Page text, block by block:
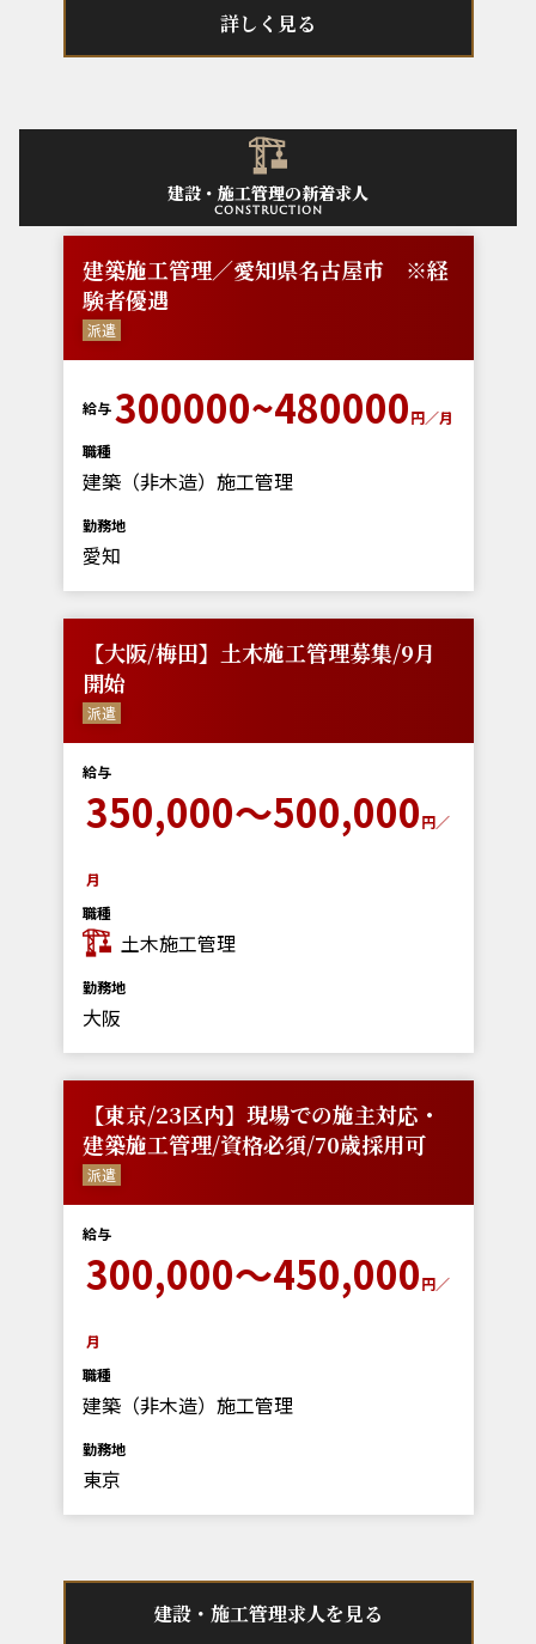
詳しく見る
建設・施工管理の新着求人
construction
建築施工管理／愛知県名古屋市 ※経
験者優遇
派遣
給与 300000~480000円／月
職種
建築（非木造）施工管理
勤務地
愛知
【大阪/梅田】土木施工管理募集/9月
開始
派遣
給与
350,000～500,000円／
月
職種
土木施工管理
勤務地
大阪
【東京/23区内】現場での施主対応・
建築施工管理/資格必須/70歳採用可
派遣
給与
300,000～450,000円／
月
職種
建築（非木造）施工管理
勤務地
東京
建設・施工管理求人を見る